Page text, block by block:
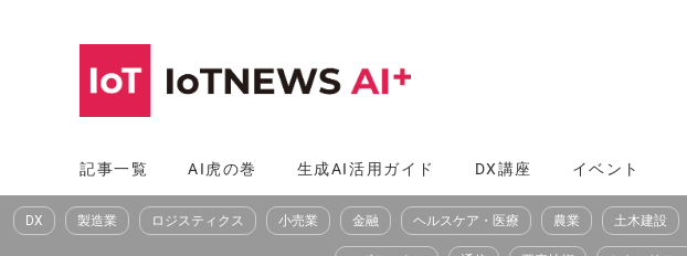
へ
ス
記事一覧 AI虎の巻 生成AI活用ガイド DX講座 イベント
DX 製造業 ロジスティクス 小売業 金融 ヘルスケア・医療 農業 土木建設